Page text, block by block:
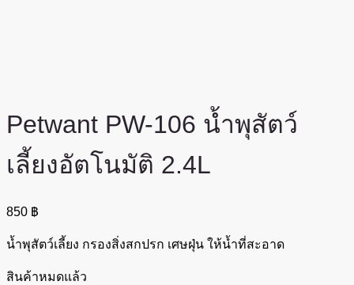
Petwant PW-106 น้ำพุสัตว์
เลี้ยงอัตโนมัติ 2.4L
850 ฿
น้ำพุสัตว์เลี้ยง กรองสิ่งสกปรก เศษฝุ่น ให้น้ำที่สะอาด
สินค้าหมดแล้ว